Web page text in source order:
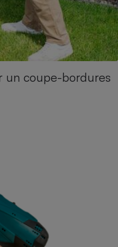
un coupe-bordures